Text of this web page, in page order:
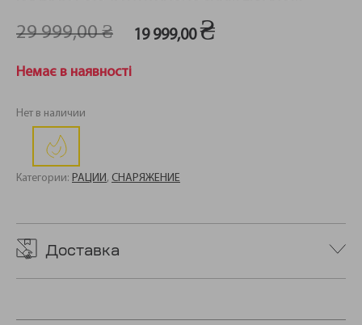
29 999,00₴
Первоначальная
составляла
999,00 ₴.
19 999,00₴
Текущая
19
Немає в наявності
Нет в наличии
Категории: РАЦИИ, СНАРЯЖЕНИЕ
Доставка